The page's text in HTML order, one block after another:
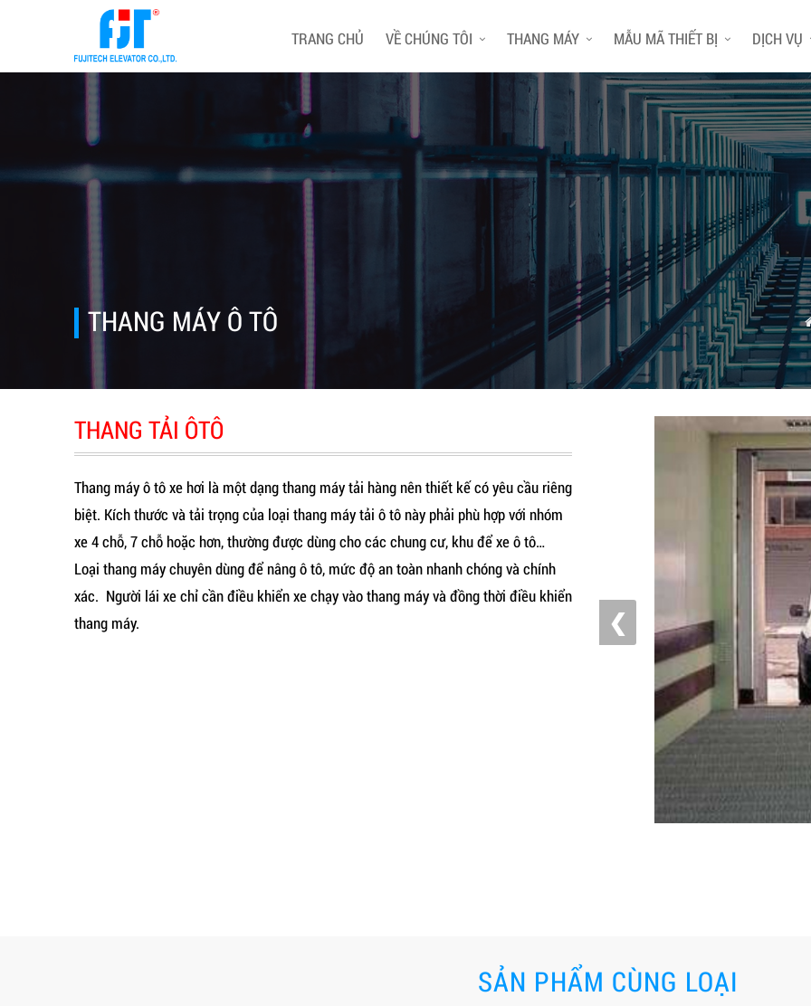
TRANG CHỦ VỀ CHÚNG TÔI THANG MÁY MẪU MÃ THIẾT BỊ DỊCH VỤ
THANG MÁY Ô TÔ
THANG TẢI ÔTÔ
Thang máy ô tô xe hơi là một dạng thang máy tải hàng nên thiết kế có yêu cầu riêng
biệt. Kích thước và tải trọng của loại thang máy tải ô tô này phải phù hợp với nhóm
xe 4 chỗ, 7 chỗ hoặc hơn, thường được dùng cho các chung cư, khu để xe ô tô…
Loại thang máy chuyên dùng để nâng ô tô, mức độ an toàn nhanh chóng và chính
xác. Người lái xe chỉ cần điều khiển xe chạy vào thang máy và đồng thời điều khiển
thang máy.
❮
SẢN PHẨM CÙNG LOẠI